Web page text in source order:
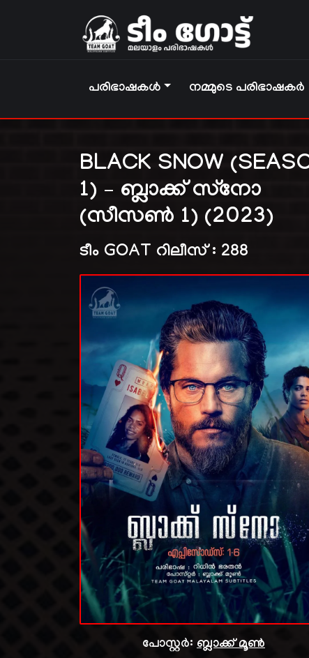
പരിഭാഷകൾ നമ്മുടെ പരിഭാഷകർ
BLACK SNOW
1) – ബ്ലാക്ക് സ്‌നോ
(സീസൺ 1) (2023)
ടീം GOAT റിലീസ് : 288
പോസ്റ്റർ: ബ്ലാക്ക് മൂൺ